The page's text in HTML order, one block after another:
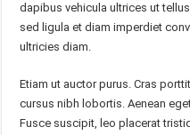
dapibus vehicula ultrices ut
sed ligula et diam imperdiet
ultricies diam.
Etiam ut auctor purus. Cras
cursus nibh lobortis. Aenean
Fusce suscipit, leo placerat